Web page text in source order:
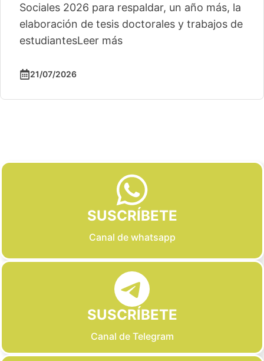
Sociales 2026 para respaldar, un año más, la
elaboración de tesis doctorales y trabajos de
estudiantesLeer más
21/07/2026
SUSCRÍBETE
Canal de whatsapp
SUSCRÍBETE
Canal de Telegram